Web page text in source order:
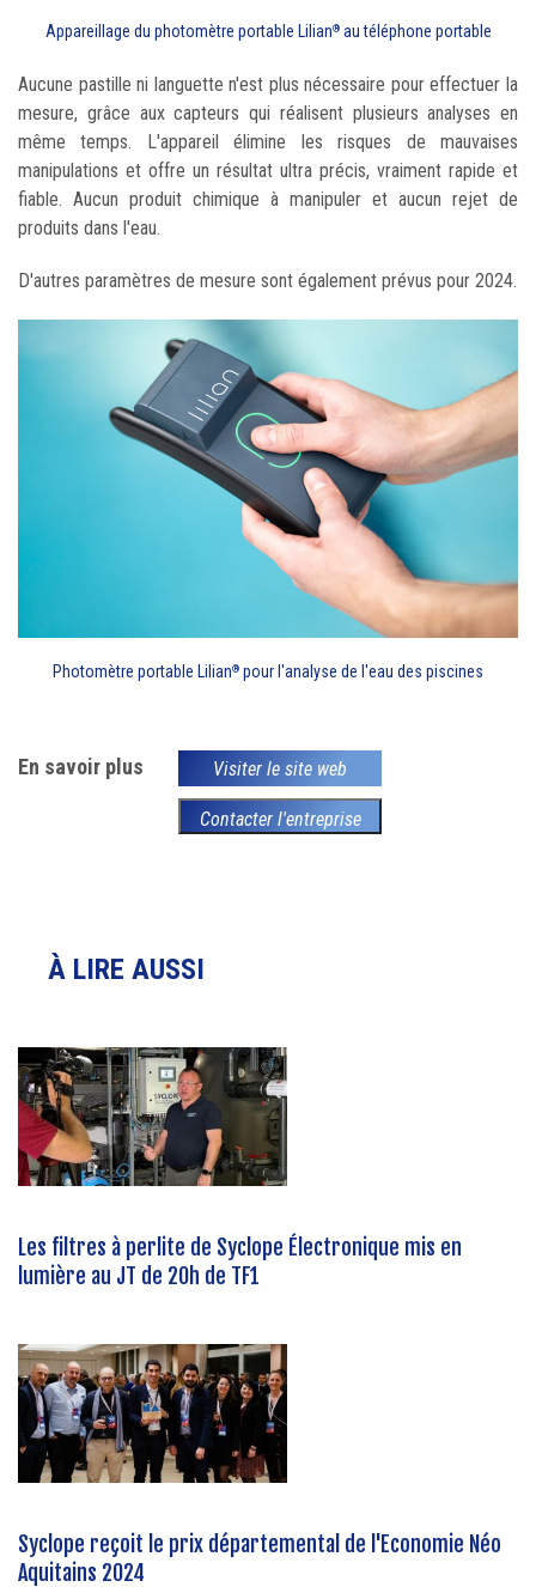
Appareillage du photomètre portable Lilian®au téléphone portable
Aucune pastille ni languette n'est plus nécessaire pour effectuer la
mesure, grâce aux capteurs qui réalisent plusieurs analyses en
même temps. L'appareil élimine les risques de mauvaises
manipulations et offre un résultat ultra précis, vraiment rapide et
fiable. Aucun produit chimique à manipuler et aucun rejet de
produits dans l'eau.
D'autres paramètres de mesure sont également prévus pour 2024.
Photomètre portable Lilian® pour l'analyse de l'eau des piscines
En savoir plus Visiter le site web
Contacter l'entreprise
À LIRE AUSSI
Les filtres à perlite de Syclope Électronique mis en
lumière au JT de 20h de TF1
Syclope reçoit le prix départemental de l'Economie Néo
Aquitains 2024